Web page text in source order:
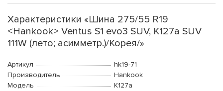
Характеристики «Шина 275/55 R19
<Hankook> Ventus S1 evo3 SUV, K127a SUV
111W (лето; асимметр.)/Корея/»
Артикул
hk19-71
Производитель
Hankook
Модель
K127a